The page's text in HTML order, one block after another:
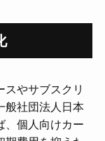
やサブスクリ
般社団法人日本
、個人向けカー